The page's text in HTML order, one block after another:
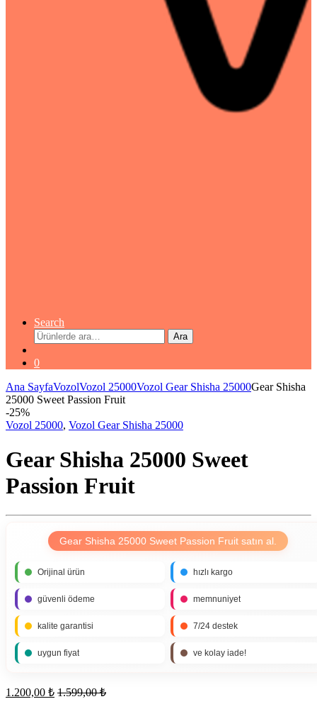
Search
Ara:
Ara
0
Ana SayfaVozolVozol 25000Vozol Gear Shisha 25000Gear Shisha
25000 Sweet Passion Fruit
-25%
Vozol 25000, Vozol Gear Shisha 25000
Gear Shisha 25000 Sweet
Passion Fruit
Gear Shisha 25000 Sweet Passion Fruit satın al.
Orijinal ürün hızlı kargo
güvenli ödeme memnuniyet
kalite garantisi 7/24 destek
uygun fiyat ve kolay iade!
1.200,00 ₺ 1.599,00₺